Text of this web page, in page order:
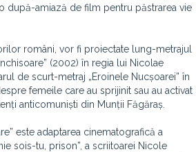
după-amiază de film pentru păstrarea vie
români, vor fi proiectate lung-metrajul
(2002) în regia lui Nicolae
de scurt-metraj „Eroinele Nucșoarei” în
femeile care au sprijinit sau au activat
anticomuniști din Munții Făgăraș.
este adaptarea cinematografică a
sois-tu, prison”, a scriitoarei Nicole